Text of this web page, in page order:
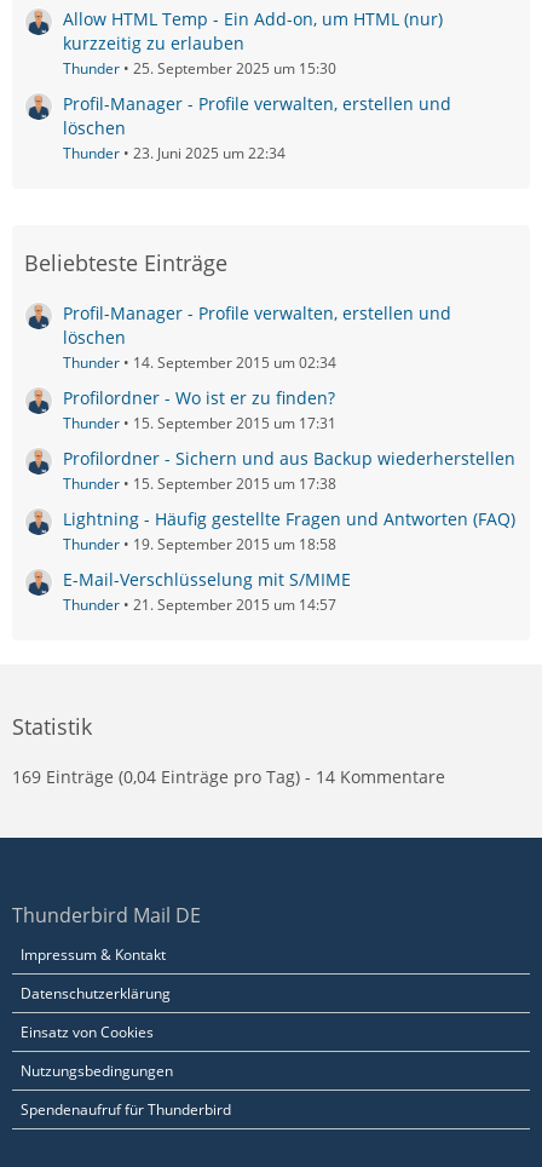
Allow HTML Temp - Ein Add-on, um HTML (nur)
kurzzeitig zu erlauben
Thunder 25. September 2025 um 15:30
Profil-Manager - Profile verwalten, erstellen und
löschen
Thunder 23. Juni 2025 um 22:34
Beliebteste Einträge
Profil-Manager - Profile verwalten, erstellen und
löschen
Thunder 14. September 2015 um 02:34
Profilordner - Wo ist er zu finden?
Thunder 15. September 2015 um 17:31
Profilordner - Sichern und aus Backup wiederherstellen
Thunder 15. September 2015 um 17:38
Lightning - Häufig gestellte Fragen und Antworten (FAQ)
Thunder 19. September 2015 um 18:58
E-Mail-Verschlüsselung mit S/MIME
Thunder 21. September 2015 um 14:57
Statistik
169 Einträge (0,04 Einträge pro Tag) - 14 Kommentare
Thunderbird Mail DE
Impressum & Kontakt
Datenschutzerklärung
Einsatz von Cookies
Nutzungsbedingungen
Spendenaufruf für Thunderbird